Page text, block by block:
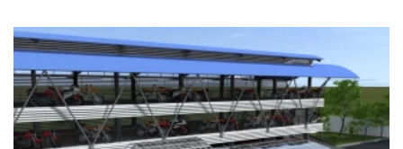
的1001+座两层预制房屋。